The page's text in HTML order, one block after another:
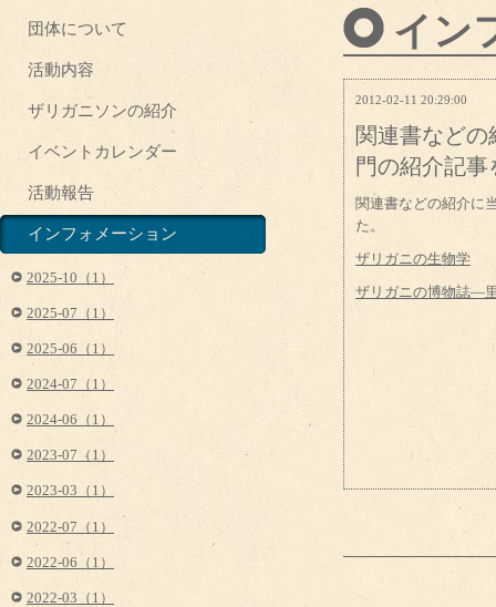
イン
2012-02-11 20:29:00
関連書など
門の紹介記
関連書などの紹介に
た。
ザリガニの生物学
ザリガニの博物誌―
団体について
活動内容
ザリガニソンの紹介
イベントカレンダー
活動報告
インフォメーション
2025-10（1）
2025-07（1）
2025-06（1）
2024-07（1）
2024-06（1）
2023-07（1）
2023-03（1）
2022-07（1）
2022-06（1）
2022-03（1）